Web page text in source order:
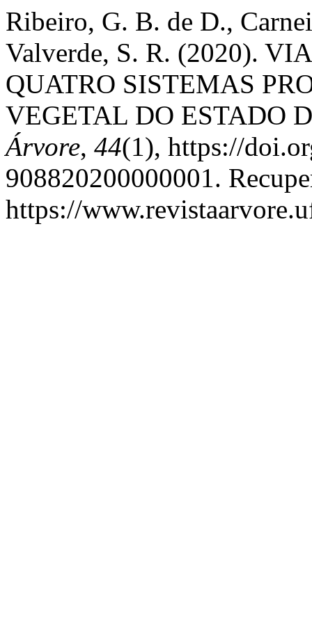
Ribeiro, G. B. de D.,
Valverde, S. R. (2020).
QUATRO SISTEMAS
VEGETAL DO ESTADO
Árvore, 44(1), https://
908820200000001.
https://